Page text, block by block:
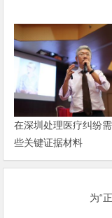
在深圳处理医疗纠纷
些关键证据材料
为“